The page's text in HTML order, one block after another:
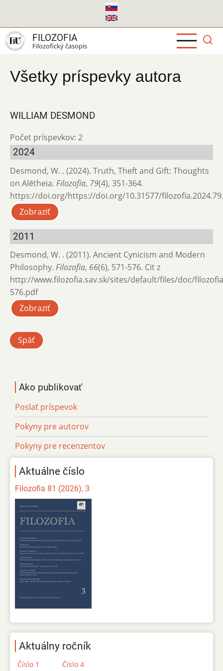
hlavný
obsah
FILOZOFIA
Filozofický časopis
Všetky príspevky autora
WILLIAM DESMOND
Počet príspevkov: 2
2024
Desmond, W. . (2024). Truth, Theft and Gift: Thoughts
on Alētheia. Filozofia, 79(4), 351-364.
https://doi.org/https://doi.org/10.31577/
Zobraziť
2011
Desmond, W. . (2011). Ancient Cynicism and Modern
Philosophy. Filozofia, 66(6), 571-576. Cit z
http://www.filozofia.sav.sk/sites/default/files/doc/
576.pdf
Zobraziť
Späť
Ako publikovať
Poslať príspevok
Pokyny pre autorov
Pokyny pre recenzentov
Aktuálne číslo
Filozofia 81 (2026), 3
Aktuálny ročník
Číslo 1
Číslo 4